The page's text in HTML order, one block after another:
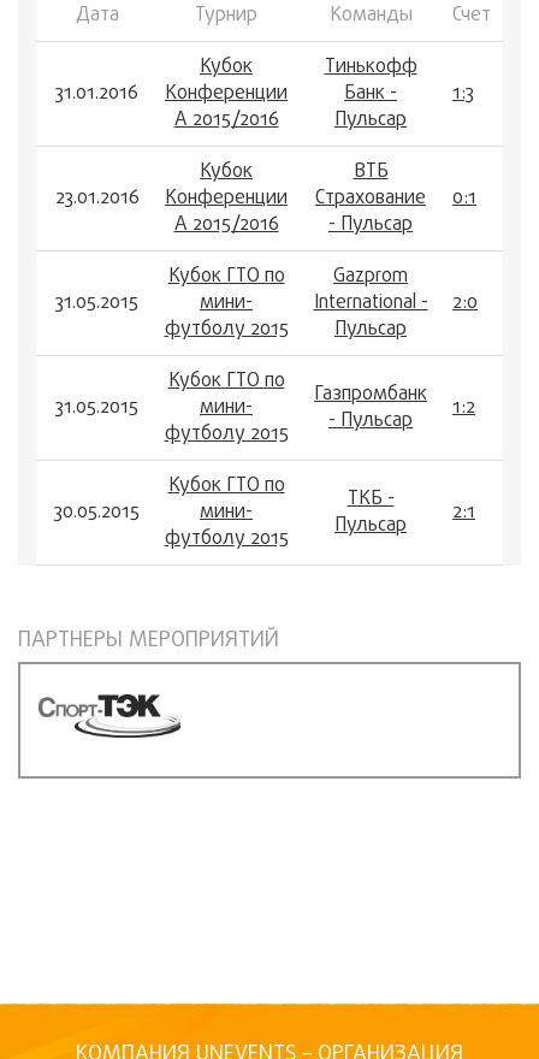
Дата Турнир Команды Счет
31.01.2016
Кубок
Конференции
А 2015/2016
Тинькофф
Банк -
Пульсар
1:3
23.01.2016
Кубок
Конференции
А 2015/2016
ВТБ
Страхование
- Пульсар
0:1
31.05.2015
Кубок ГТО по
мини-
футболу 2015
Gazprom
International -
Пульсар
2:0
31.05.2015
Кубок ГТО по
мини-
футболу 2015
Газпромбанк
- Пульсар
1:2
30.05.2015
Кубок ГТО по
мини-
футболу 2015
ТКБ -
Пульсар
2:1
ПАРТНЕРЫ МЕРОПРИЯТИЙ